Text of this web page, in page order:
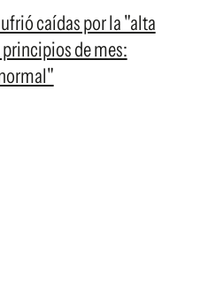
caídas por la "alta
de mes: